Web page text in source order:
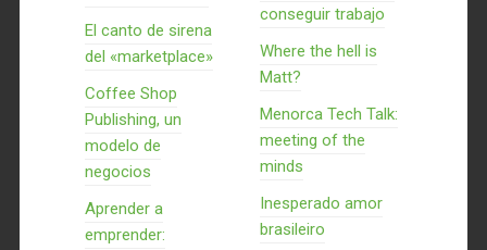
El canto de sirena
del «marketplace»
Coffee Shop
Publishing, un
modelo de
negocios
Aprender a
emprender:
conseguir trabajo
Where the hell is
Matt?
Menorca Tech Talk:
meeting of the
minds
Inesperado amor
brasileiro